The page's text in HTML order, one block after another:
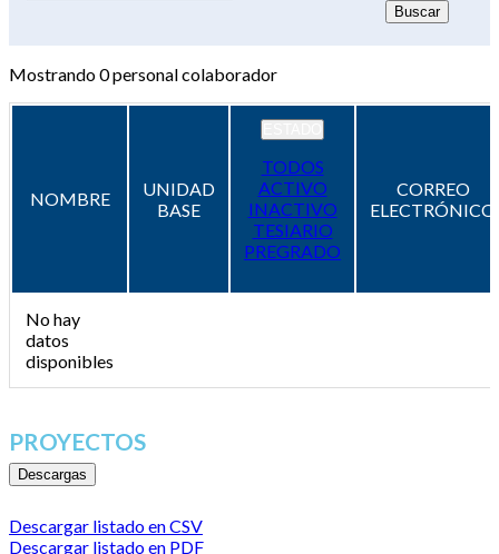
Mostrando0personal colaborador
NOMBRE
UNIDAD
BASE
TODOS
ACTIVO
INACTIVO
TESIARIO
PREGRADO
CORREO
ELECTRÓNICO
No hay
datos
disponibles
PROYECTOS
Descargas
Descargar listado en CSV
Descargar listado en PDF